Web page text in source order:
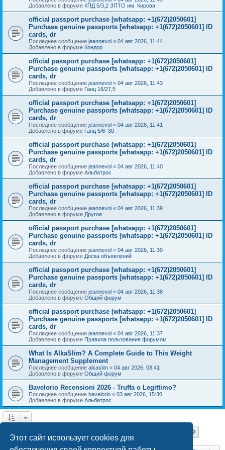
Этот сайт использует cookies для
Добавлено в форуме КПД 5/3,2 ЗПТО им. Кирова
official passport purchase [whatsapp: +1(672)2050601]
Purchase genuine passports [whatsapp: +1(672)2050601] ID
cards, dr
Последнее сообщение jeannevol « 04 авг 2026, 11:44
Добавлено в форуме Кондор
official passport purchase [whatsapp: +1(672)2050601]
Purchase genuine passports [whatsapp: +1(672)2050601] ID
cards, dr
Последнее сообщение jeannevol « 04 авг 2026, 11:43
Добавлено в форуме Ганц 16/27,5
official passport purchase [whatsapp: +1(672)2050601]
Purchase genuine passports [whatsapp: +1(672)2050601] ID
cards, dr
Последнее сообщение jeannevol « 04 авг 2026, 11:41
Добавлено в форуме Ганц 5/6–30
official passport purchase [whatsapp: +1(672)2050601]
Purchase genuine passports [whatsapp: +1(672)2050601] ID
cards, dr
Последнее сообщение jeannevol « 04 авг 2026, 11:40
Добавлено в форуме Альбатрос
official passport purchase [whatsapp: +1(672)2050601]
Purchase genuine passports [whatsapp: +1(672)2050601] ID
cards, dr
Последнее сообщение jeannevol « 04 авг 2026, 11:39
Добавлено в форуме Другое
official passport purchase [whatsapp: +1(672)2050601]
Purchase genuine passports [whatsapp: +1(672)2050601] ID
cards, dr
Последнее сообщение jeannevol « 04 авг 2026, 11:39
Добавлено в форуме Доска объявлений
official passport purchase [whatsapp: +1(672)2050601]
Purchase genuine passports [whatsapp: +1(672)2050601] ID
cards, dr
Последнее сообщение jeannevol « 04 авг 2026, 11:38
Добавлено в форуме Общий форум
official passport purchase [whatsapp: +1(672)2050601]
Purchase genuine passports [whatsapp: +1(672)2050601] ID
cards, dr
Последнее сообщение jeannevol « 04 авг 2026, 11:37
Добавлено в форуме Правила пользования форумом
What Is AlkaSlim? A Complete Guide to This Weight
Management Supplement
Последнее сообщение alkaslim « 04 авг 2026, 08:41
Добавлено в форуме Общий форум
Bavelorio Recensioni 2026 - Truffa o Legittimo?
Последнее сообщение bavelorio « 03 авг 2026, 15:30
Добавлено в форуме Альбатрос